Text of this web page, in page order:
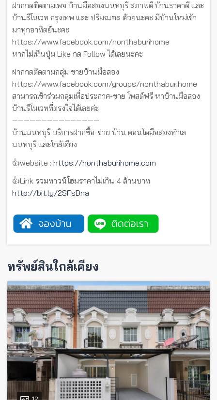
ฝากกดติดตามเพจ บ้านมือสองนนทบุรี สภาพดี บ้านราคาดี และ
บ้านรีโนเวท กรุงเทพ และ ปริมณฑล ด้วยนะคะ มีบ้านใหม่เข้า
มาทุกอาทิตย์นะคะ
https://www.facebook.com/nonthaburihome
หากไม่เห็นปุ่ม Like กด Follow ได้เลยนะคะ
ฝากกดติดตามกลุ่ม ขายบ้านมือสอง
https://www.facebook.com/groups/nonthaburihome
สามารถเข้าร่วมกลุ่มเพื่อประกาศ-ขาย โพสต์ฟรี หาบ้านมือสอง
บ้านรีโนเวทที่ตรงใจได้เลยค่ะ
———————————————
บ้านนนทบุรี บริการฝากซื้อ-ขาย บ้าน คอนโดมือสองทำเล
นนทบุรี และใกล้เคียง
👍website : https://nonthaburihome.com
👍Link รวมทาวน์โฮมราคาไม่เกิน 4 ล้านบาท
http://bit.ly/2SFsDna
ทรัพย์สินใกล้เคียง